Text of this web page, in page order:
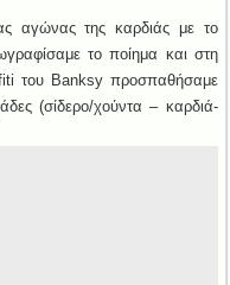
αγώνας της καρδιάς με το
το ποίημα και στη
του Banksy προσπαθήσαμε
(σίδερο/χούντα – καρδιά-